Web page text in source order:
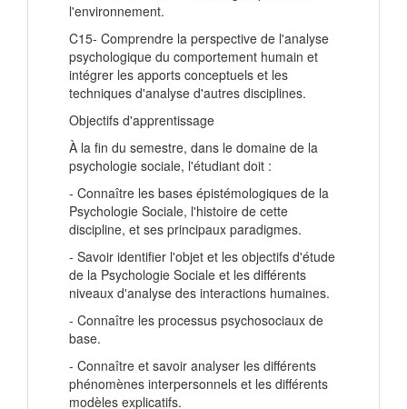
l'environnement.
C15- Comprendre la perspective de l'analyse
psychologique du comportement humain et
intégrer les apports conceptuels et les
techniques d'analyse d'autres disciplines.
Objectifs d'apprentissage
À la fin du semestre, dans le domaine de la
psychologie sociale, l'étudiant doit :
- Connaître les bases épistémologiques de la
Psychologie Sociale, l'histoire de cette
discipline, et ses principaux paradigmes.
- Savoir identifier l'objet et les objectifs d'étude
de la Psychologie Sociale et les différents
niveaux d'analyse des interactions humaines.
- Connaître les processus psychosociaux de
base.
- Connaître et savoir analyser les différents
phénomènes interpersonnels et les différents
modèles explicatifs.